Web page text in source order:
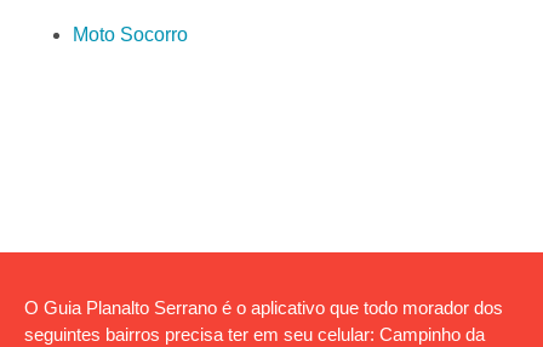
Moto Socorro
O Guia Planalto Serrano é o aplicativo que todo morador dos
seguintes bairros precisa ter em seu celular: Campinho da